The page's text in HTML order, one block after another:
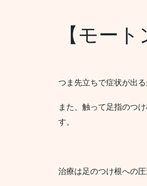
【モー
つま先立ちで症状が出る
また、触って足指のつ
す。
治療は足のつけ根への